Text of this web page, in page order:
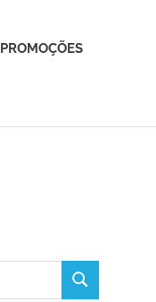
PROMOÇÕES
SEARCH